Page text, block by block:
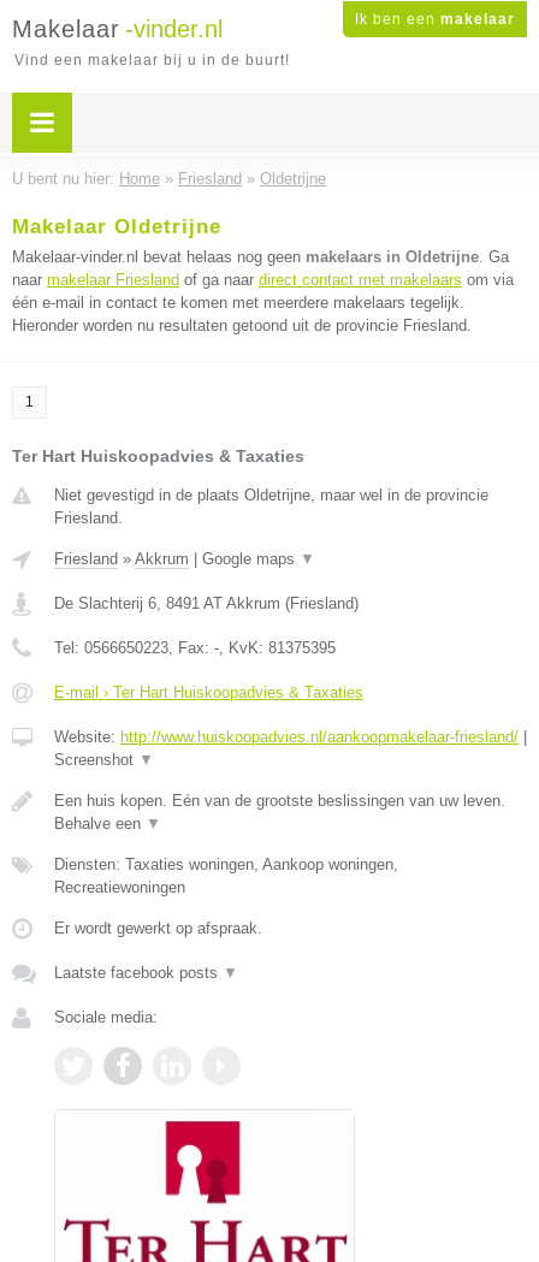
Ik ben een makelaar
Makelaar -vinder.nl
Vind een makelaar bij u in de buurt!
U bent nu hier: Home » Friesland » Oldetrijne
Makelaar Oldetrijne
Makelaar-vinder.nl bevat helaas nog geen makelaars in Oldetrijne. Ga
naar makelaar Friesland of ga naar direct contact met makelaars om via
één e-mail in contact te komen met meerdere makelaars tegelijk.
Hieronder worden nu resultaten getoond uit de provincie Friesland.
1
Ter Hart Huiskoopadvies & Taxaties
Niet gevestigd in de plaats Oldetrijne, maar wel in de provincie
Friesland.
Friesland » Akkrum Google maps ▼
De Slachterij 6, 8491 AT Akkrum (Friesland)
Tel: 0566650223, Fax: -, KvK: 81375395
E-mail › Ter Hart Huiskoopadvies & Taxaties
Website: http://www.huiskoopadvies.nl/aankoopmakelaar-friesland/
Screenshot ▼
Een huis kopen. Eén van de grootste beslissingen van uw leven.
Behalve een ▼
Diensten: Taxaties woningen, Aankoop woningen,
Recreatiewoningen
Er wordt gewerkt op afspraak.
Laatste facebook posts ▼
Sociale media: